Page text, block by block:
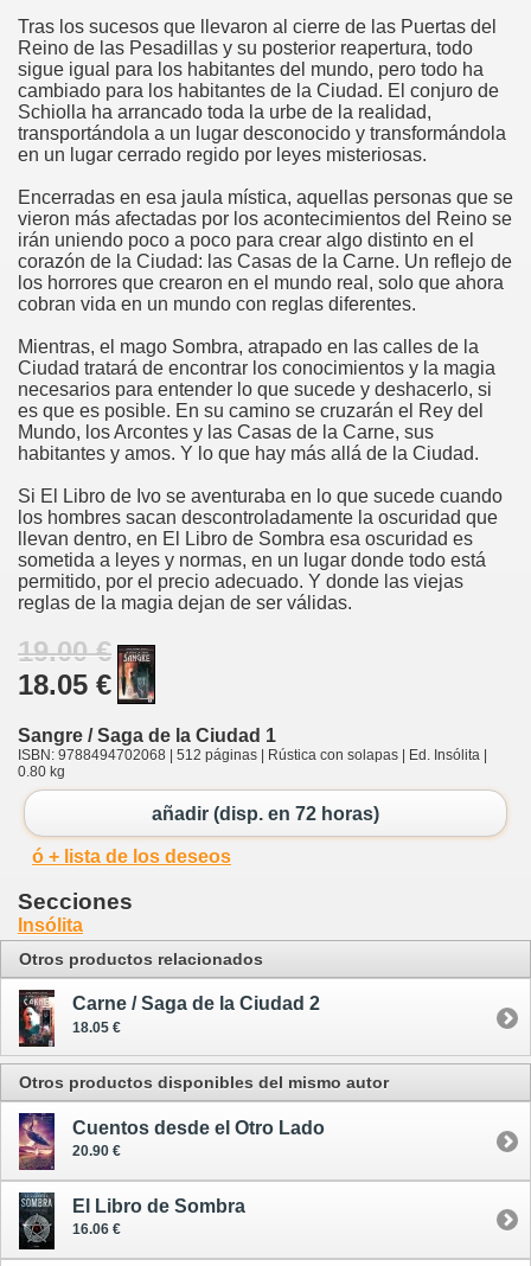
Tras los sucesos que llevaron al cierre de las Puertas del
Reino de las Pesadillas y su posterior reapertura, todo
sigue igual para los habitantes del mundo, pero todo ha
cambiado para los habitantes de la Ciudad. El conjuro de
Schiolla ha arrancado toda la urbe de la realidad,
transportándola a un lugar desconocido y transformándola
en un lugar cerrado regido por leyes misteriosas.
Encerradas en esa jaula mística, aquellas personas que se
vieron más afectadas por los acontecimientos del Reino se
irán uniendo poco a poco para crear algo distinto en el
corazón de la Ciudad: las Casas de la Carne. Un reflejo de
los horrores que crearon en el mundo real, solo que ahora
cobran vida en un mundo con reglas diferentes.
Mientras, el mago Sombra, atrapado en las calles de la
Ciudad tratará de encontrar los conocimientos y la magia
necesarios para entender lo que sucede y deshacerlo, si
es que es posible. En su camino se cruzarán el Rey del
Mundo, los Arcontes y las Casas de la Carne, sus
habitantes y amos. Y lo que hay más allá de la Ciudad.
Si El Libro de Ivo se aventuraba en lo que sucede cuando
los hombres sacan descontroladamente la oscuridad que
llevan dentro, en El Libro de Sombra esa oscuridad es
sometida a leyes y normas, en un lugar donde todo está
permitido, por el precio adecuado. Y donde las viejas
reglas de la magia dejan de ser válidas.
19.00 €
18.05 €
Sangre / Saga de la Ciudad 1
ISBN: 9788494702068 | 512 páginas | Rústica con solapas | Ed. Insólita |
0.80 kg
añadir (disp. en 72 horas)
ó + lista de los deseos
Secciones
Insólita
Otros productos relacionados
Carne / Saga de la Ciudad 2
18.05 €
Otros productos disponibles del mismo autor
Cuentos desde el Otro Lado
20.90 €
El Libro de Sombra
16.06 €